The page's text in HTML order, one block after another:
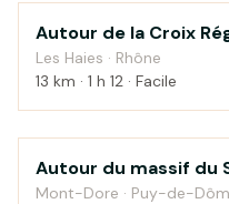
Montagne
Autour de la Croix
Les Haies · Rhône
13 km · 1 h 12 · Facile
Montagne
Autour du massif du
Mont-Dore · Puy-de-